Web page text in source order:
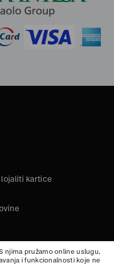
lojaliti kartice
njima pružamo online uslugu,
i funkcionalnosti koje ne